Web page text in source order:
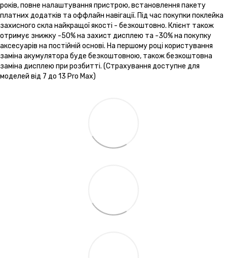
років, повне налаштування пристрою, встановлення пакету
платних додатків та оффлайн навігації. Під час покупки поклейка
захисного скла найкращої якості - безкоштовно. Клієнт також
отримує знижку -50% на захист дисплею та -30% на покупку
аксесуарів на постійній основі. На першому році користування
заміна акумулятора буде безкоштовною, також безкоштовна
заміна дисплею при розбитті. (Страхування доступне для
моделей від 7 до 13 Pro Max)